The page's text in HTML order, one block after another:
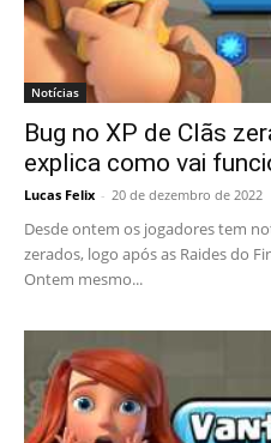
Notícias
Bug no XP de Clãs
explica como vai
Lucas Felix - 20 de dezembro de 2022
Desde ontem os jogadores tem
zerados, logo após as Raides do
Ontem mesmo...